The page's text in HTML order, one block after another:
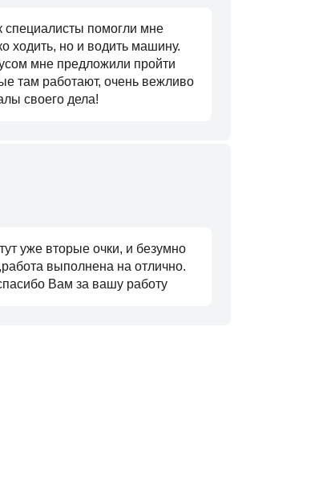
специалисты помогли мне
ходить, но и водить машину.
мне предложили пройти
там работают, очень вежливо
своего дела!
уже вторые очки, и безумно
выполнена на отлично.
Вам за вашу работу